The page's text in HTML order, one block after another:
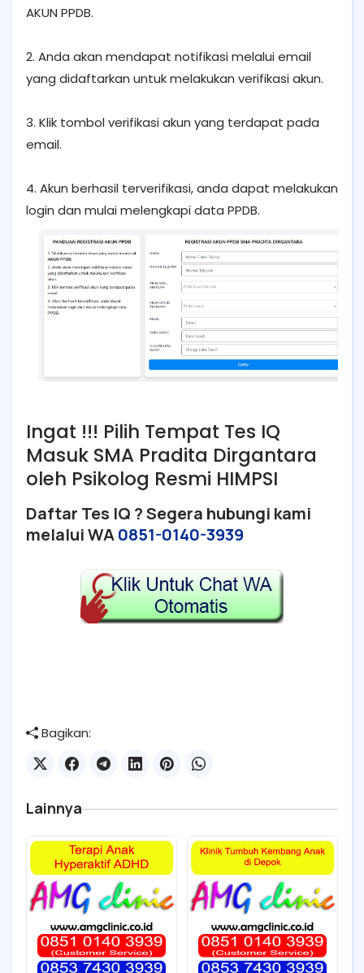
AKUN PPDB.
2. Anda akan mendapat notifikasi melalui email
yang didaftarkan untuk melakukan verifikasi akun.
3. Klik tombol verifikasi akun yang terdapat pada
email.
4. Akun berhasil terverifikasi, anda dapat melakukan
login dan mulai melengkapi data PPDB.
Ingat !!! Pilih Tempat Tes IQ
Masuk SMA Pradita Dirgantara
oleh Psikolog Resmi HIMPSI
Daftar Tes IQ ? Segera hubungi kami
melalui WA0851-0140-3939
Bagikan:
Lainnya